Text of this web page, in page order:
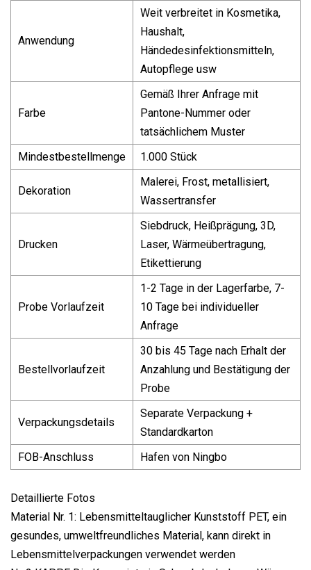
Anwendung
Weit verbreitet in Kosmetika,
Haushalt,
Händedesinfektionsmitteln,
Autopflege usw
Farbe
Gemäß Ihrer Anfrage mit
Pantone-Nummer oder
tatsächlichem Muster
Mindestbestellmenge
1.000 Stück
Dekoration
Malerei, Frost, metallisiert,
Wassertransfer
Drucken
Siebdruck, Heißprägung, 3D,
Laser, Wärmeübertragung,
Etikettierung
Probe Vorlaufzeit
1-2 Tage in der Lagerfarbe, 7-
10 Tage bei individueller
Anfrage
Bestellvorlaufzeit
30 bis 45 Tage nach Erhalt der
Anzahlung und Bestätigung der
Probe
Verpackungsdetails
Separate Verpackung +
Standardkarton
FOB-Anschluss
Hafen von Ningbo
Detaillierte Fotos
Material Nr. 1: Lebensmitteltauglicher Kunststoff PET, ein
gesundes, umweltfreundliches Material, kann direkt in
Lebensmittelverpackungen verwendet werden